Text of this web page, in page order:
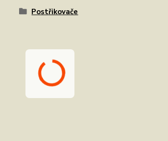
Postřikovače